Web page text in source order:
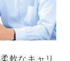
軟なキャリ